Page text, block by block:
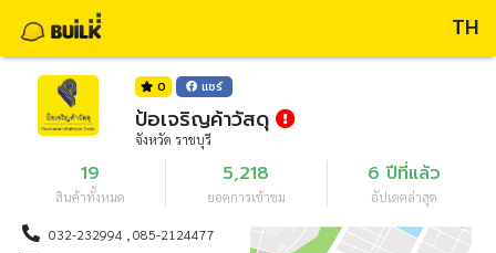
TH
0 แชร์
ป้อเจริญค้าวัสดุ
จังหวัด ราชบุรี
19
สินค้าทั้งหมด
5,218
ยอดการเข้าชม
6 ปีที่แล้ว
อัปเดตล่าสุด
032-232994 , 085-2124477